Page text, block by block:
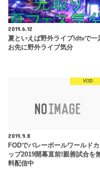
2019.6.12
夏といえば野外ライブ!dtvで一
お先に野外ライブ気分
VOD
2019.9.8
FODでバレーボールワールドカ
ップ2019開幕直前!親善試合を
料配信中